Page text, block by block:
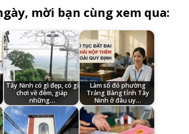
mời bạn cùng xem qua:
Tây Ninh có gì đẹp, có gì
chơi về đêm, giáp
những…
Làm sổ đỏ phường
Trảng Bàng tỉnh Tây
Ninh ở đâu uy…